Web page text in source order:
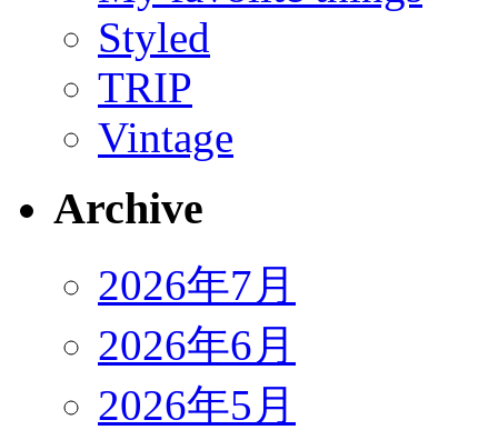
Styled
TRIP
Vintage
Archive
2026年7月
2026年6月
2026年5月